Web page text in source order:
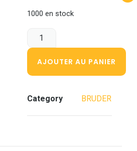
1000 en stock
AJOUTER AU PANIER
Category BRUDER